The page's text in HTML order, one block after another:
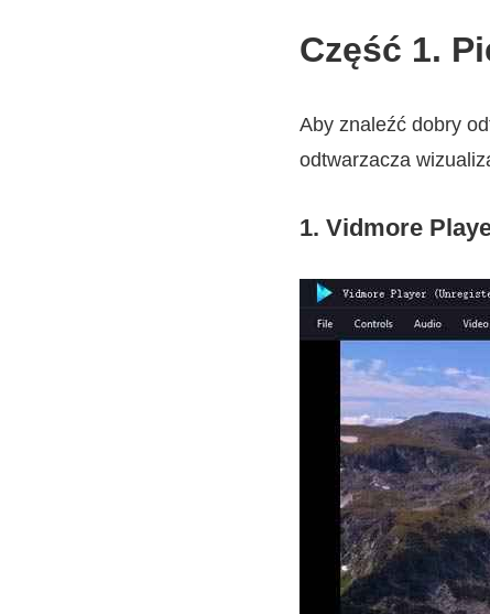
Część 1.
Aby znaleźć dobry
odtwarzacza
1. Vidmore